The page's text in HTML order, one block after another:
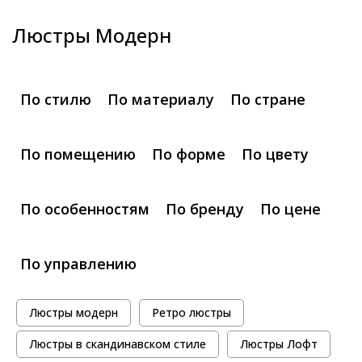
Люстры Модерн
По стилю По материалу По стране
По помещению По форме По цвету
По особенностям По бренду По цене
По управлению
Люстры модерн Ретро люстры
Люстры в скандинавском стиле Люстры Лофт